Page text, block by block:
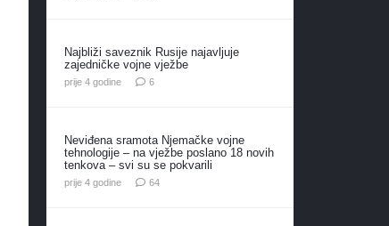
Najbliži saveznik Rusije najavljuje
zajedničke vojne vježbe
prije 4 godine 6komentara
Neviđena sramota Njemačke vojne
tehnologije – na vježbe poslano 18 novih
tenkova – svi su se pokvarili
prije 4 godine 64komentara